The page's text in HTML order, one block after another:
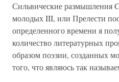
Сильвические размышления
молодых III, или Прелести
определенного времени я
количество литературных
образом поэзии, созданных
того, что являюсь так